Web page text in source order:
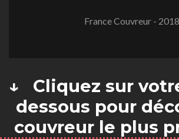
France Couvreur - 2018
↓ Cliquez sur
dessous pour
couvreur le plus